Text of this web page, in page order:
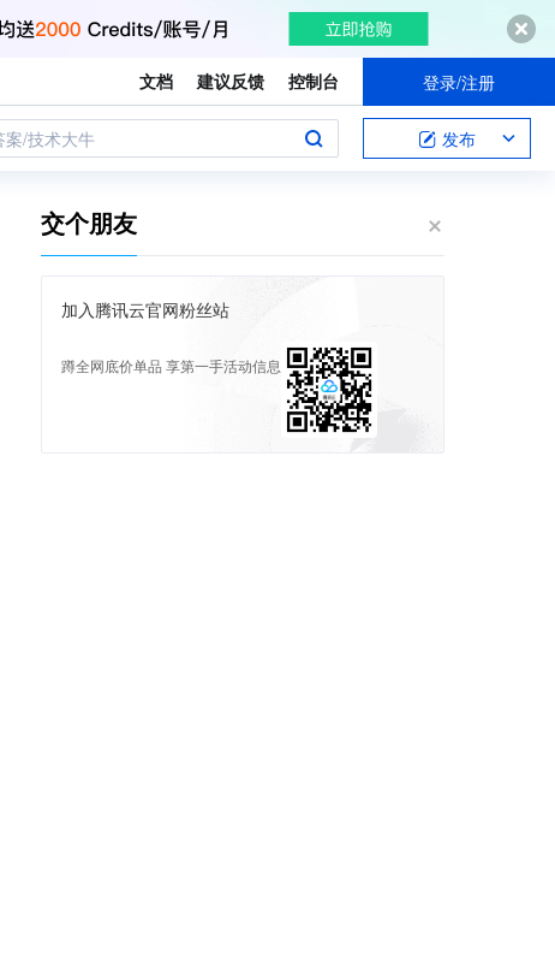
文档 建议反馈 控制台 登录/注册
案/技术大牛 发布
交个朋友
加入腾讯云官网粉丝站
蹲全网底价单品 享第一手活动信息